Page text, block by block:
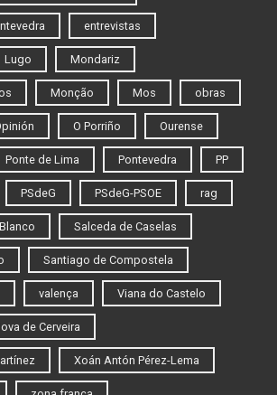
entrevistas
Lugo Mondariz
Monção Mos obras
O Porriño Ourense
Ponte de Lima Pontevedra PP
PSdeG PSdeG-PSOE rag
Salceda de Caselas
Santiago de Compostela
valença Viana do Castelo
de Cerveira
Xoán Antón Pérez-Lema